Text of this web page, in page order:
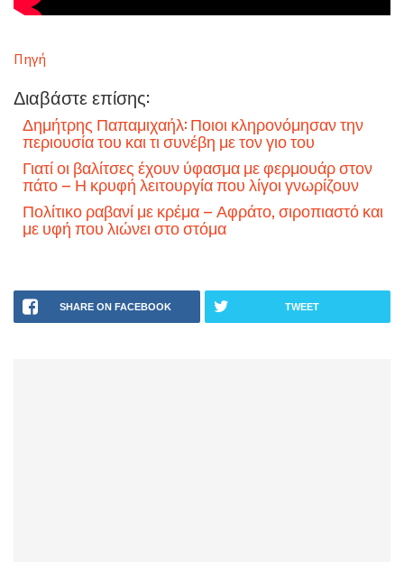
Πηγή
Διαβάστε επίσης:
Δημήτρης Παπαμιχαήλ: Ποιοι κληρονόμησαν την
περιουσία του και τι συνέβη με τον γιο του
Γιατί οι βαλίτσες έχουν ύφασμα με φερμουάρ στον
πάτο – Η κρυφή λειτουργία που λίγοι γνωρίζουν
Πολίτικο ραβανί με κρέμα – Αφράτο, σιροπιαστό και
με υφή που λιώνει στο στόμα
SHARE ON FACEBOOK TWEET